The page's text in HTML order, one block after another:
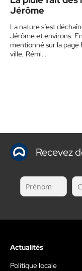
Jérôme
La nature s’est
Jérôme et environs.
mentionné sur la page
ville, Rémi…
Recevez
Actualités
Politique locale